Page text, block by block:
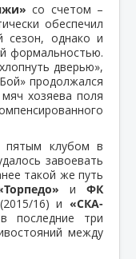
со счетом –
обеспечил
однако и
формальностью.
дверью»,
продолжался
хозяева поля
пятым клубом в
завоевать
такой же путь
и ФК
(2015/16) и«СКА-
последние три
между